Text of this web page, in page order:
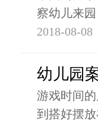
察幼儿来园
2018-08-08
幼儿园
游戏时间
到搭好摆